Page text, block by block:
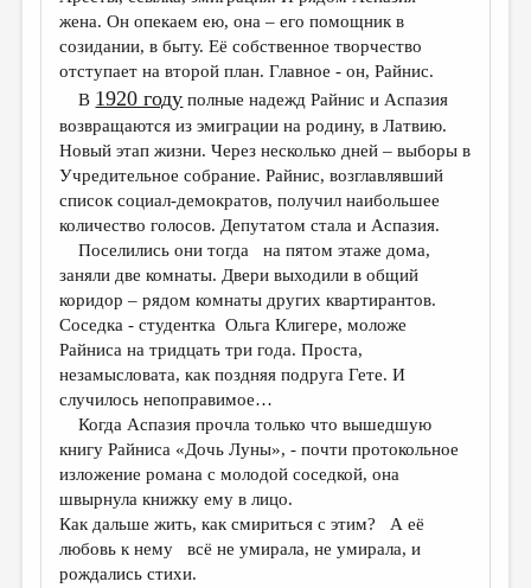
жена. Он опекаем ею, она – его помощник в
созидании, в быту. Её собственное творчество
отступает на второй план. Главное - он, Райнис.
В 1920 году полные надежд Райнис и Аспазия
возвращаются из эмиграции на родину, в Латвию.
Новый этап жизни. Через несколько дней – выборы в
Учредительное собрание. Райнис, возглавлявший
список социал-демократов, получил наибольшее
количество голосов. Депутатом стала и Аспазия.
Поселились они тогда на пятом этаже дома,
заняли две комнаты. Двери выходили в общий
коридор – рядом комнаты других квартирантов.
Соседка - студентка Ольга Клигере, моложе
Райниса на тридцать три года. Проста,
незамысловата, как поздняя подруга Гете. И
случилось непоправимое…
Когда Аспазия прочла только что вышедшую
книгу Райниса «Дочь Луны», - почти протокольное
изложение романа с молодой соседкой, она
швырнула книжку ему в лицо.
Как дальше жить, как смириться с этим? А её
любовь к нему всё не умирала, не умирала, и
рождались стихи.